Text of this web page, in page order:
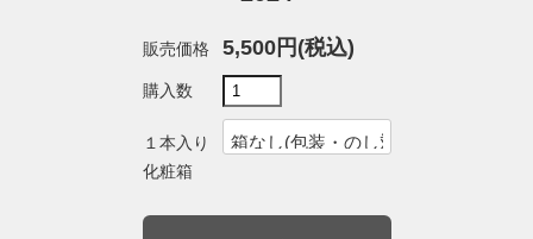
販売価格 5,500円(税込)
購入数
１本入り
化粧箱